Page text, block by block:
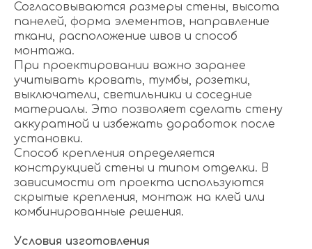
Согласовываются размеры стены, высота
панелей, форма элементов, направление
ткани, расположение швов и способ
монтажа.
При проектировании важно заранее
учитывать кровать, тумбы, розетки,
выключатели, светильники и соседние
материалы. Это позволяет сделать стену
аккуратной и избежать доработок после
установки.
Способ крепления определяется
конструкцией стены и типом отделки. В
зависимости от проекта используются
скрытые крепления, монтаж на клей или
комбинированные решения.
Условия изготовления